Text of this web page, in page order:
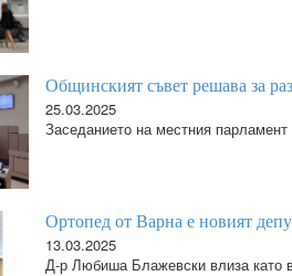
Общинският съвет решава за
25.03.2025
Заседанието на местния
Ортопед от Варна е новият
13.03.2025
Д-р Любиша Блажевски влиза като